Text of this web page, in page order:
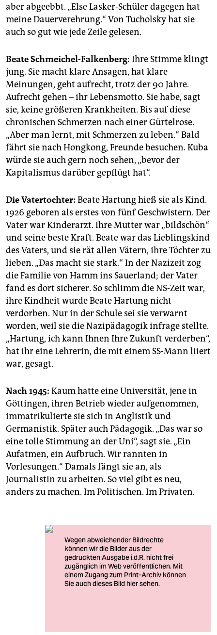
aber abgeebbt. „Else Lasker-Schüler dagegen hat
meine Dauerverehrung.“ Von Tucholsky hat sie
auch so gut wie jede Zeile gelesen.
Beate Schmeichel-­Falkenberg: Ihre Stimme klingt
jung. Sie macht klare Ansagen, hat klare
Meinungen, geht aufrecht, trotz der 90 Jahre.
Aufrecht gehen – ihr Lebensmotto. Sie habe, sagt
sie, keine größeren Krankheiten. Bis auf diese
chronischen Schmerzen nach einer Gürtelrose.
„Aber man lernt, mit Schmerzen zu leben.“ Bald
fährt sie nach Hongkong, Freunde besuchen. Kuba
würde sie auch gern noch sehen, „bevor der
Kapitalismus darüber gepflügt hat“.
Die Vatertochter: Beate Hartung hieß sie als Kind.
1926 geboren als erstes von fünf Geschwistern. Der
Vater war Kinderarzt. Ihre Mutter war „bildschön“
und seine beste Kraft. Beate war das Lieblingskind
des Vaters, und sie rät allen Vätern, ihre Töchter zu
lieben. „Das macht sie stark.“ In der Nazizeit zog
die Familie von Hamm ins Sauerland; der Vater
fand es dort sicherer. So schlimm die NS-Zeit war,
ihre Kindheit wurde Beate Hartung nicht
verdorben. Nur in der Schule sei sie verwarnt
worden, weil sie die Nazipädagogik infrage stellte.
„Hartung, ich kann Ihnen Ihre Zukunft verderben“,
hat ihr eine Lehrerin, die mit einem SS-Mann liiert
war, gesagt.
Nach 1945: Kaum hatte eine Universität, jene in
Göttingen, ihren Betrieb wieder aufgenommen,
immatrikulierte sie sich in ­Anglistik und
Germanistik. Später auch Pädagogik. „Das war so
eine tolle Stimmung an der Uni“, sagt sie. „Ein
Aufatmen, ein Aufbruch. Wir rannten in
Vorlesungen.“ Damals fängt sie an, als
Journalistin zu arbeiten. So viel gibt es neu,
anders zu machen. Im Politischen. Im Privaten.